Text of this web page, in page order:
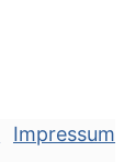
Impressum